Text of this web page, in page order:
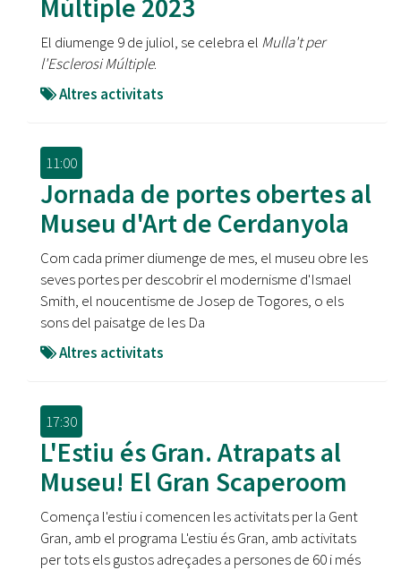
Múltiple 2023
El diumenge 9 de juliol, se celebra el Mulla't per
l'Esclerosi Múltiple.
Altres activitats
11:00
Jornada de portes obertes al
Museu d'Art de Cerdanyola
Com cada primer diumenge de mes, el museu obre les
seves portes per descobrir el modernisme d'Ismael
Smith, el noucentisme de Josep de Togores, o els
sons del paisatge de les Da
Altres activitats
17:30
L'Estiu és Gran. Atrapats al
Museu! El Gran Scaperoom
Comença l'estiu i comencen les activitats per la Gent
Gran, amb el programa L'estiu és Gran, amb activitats
per tots els gustos adreçades a persones de 60 i més